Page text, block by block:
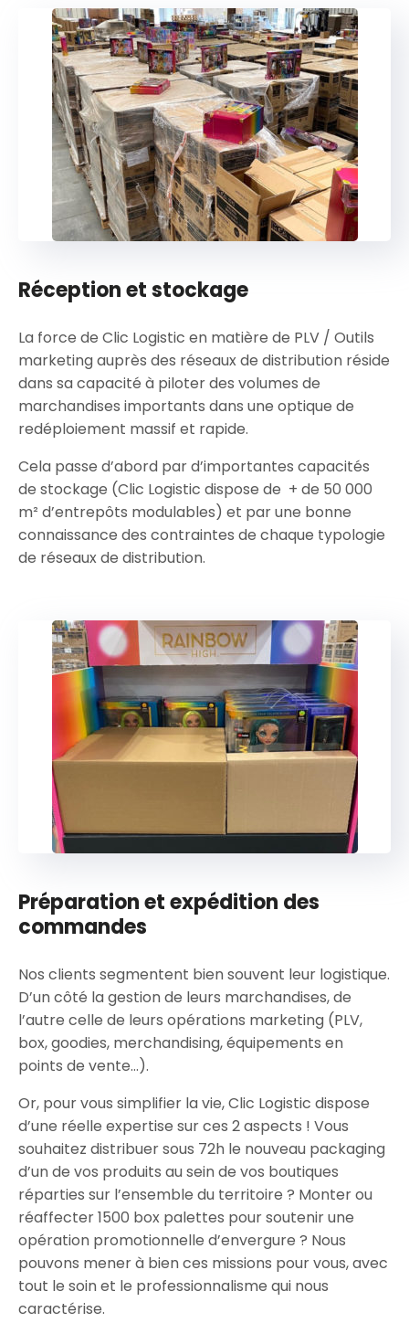
Réception et stockage
La force de Clic Logistic en matière de PLV / Outils
marketing auprès des réseaux de distribution réside
dans sa capacité à piloter des volumes de
marchandises importants dans une optique de
redéploiement massif et rapide.
Cela passe d’abord par d’importantes capacités
de stockage (Clic Logistic dispose de + de 50 000
m² d’entrepôts modulables) et par une bonne
connaissance des contraintes de chaque typologie
de réseaux de distribution.
Préparation et expédition des
commandes
Nos clients segmentent bien souvent leur logistique.
D’un côté la gestion de leurs marchandises, de
l’autre celle de leurs opérations marketing (PLV,
box, goodies, merchandising, équipements en
points de vente…).
Or, pour vous simplifier la vie, Clic Logistic dispose
d’une réelle expertise sur ces 2 aspects ! Vous
souhaitez distribuer sous 72h le nouveau packaging
d’un de vos produits au sein de vos boutiques
réparties sur l’ensemble du territoire ? Monter ou
réaffecter 1500 box palettes pour soutenir une
opération promotionnelle d’envergure ? Nous
pouvons mener à bien ces missions pour vous, avec
tout le soin et le professionnalisme qui nous
caractérise.